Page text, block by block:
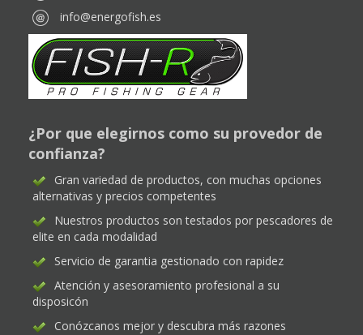
info@energofish.es
¿Por que elegirnos como su provedor de
confianza?
Gran variedad de productos, con muchas opciones
alternativas y precios competentes
Nuestros productos son testados por pescadores de
elite en cada modalidad
Servicio de garantia gestionado con rapidez
Atención y asesoramiento profesional a su
disposicón
Conózcanos mejor y descubra más razones